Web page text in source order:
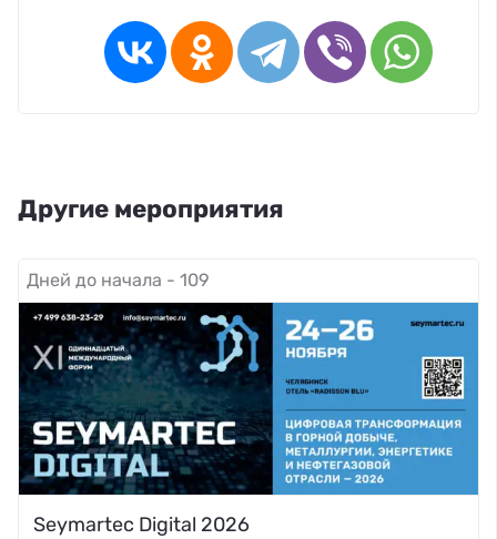
Другие мероприятия
Дней до начала - 109
Seymartec Digital 2026